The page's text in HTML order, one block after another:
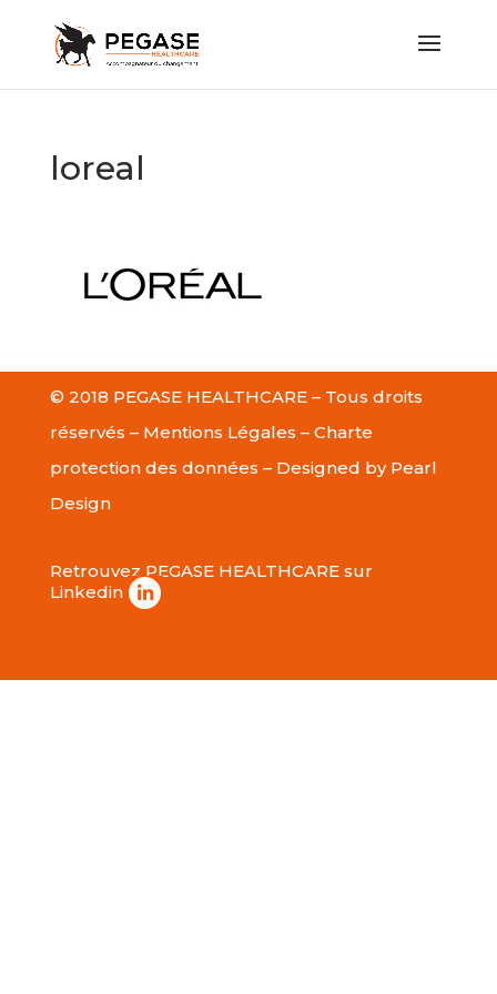
loreal
© 2018 PEGASE HEALTHCARE – Tous droits
réservés – Mentions Légales – Charte
protection des données – Designed by Pearl
Design
Retrouvez PEGASE HEALTHCARE sur
Linkedin